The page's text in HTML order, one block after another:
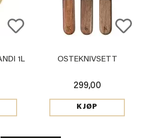
1L
OSTEKNIVSETT
299,00
KJØP